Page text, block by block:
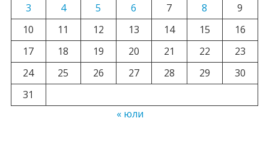
3
4 5 6 7 8
9
10
11 12 13 14 15
16
17
18 19 20 21 22
23
24
25 26 27 28 29
30
31
« юли